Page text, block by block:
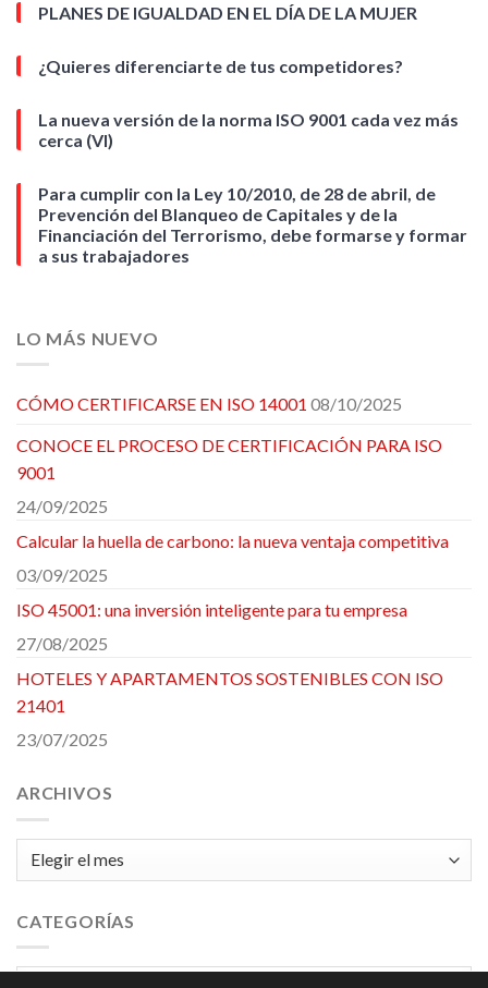
PLANES DE IGUALDAD EN EL DÍA DE LA MUJER
¿Quieres diferenciarte de tus competidores?
La nueva versión de la norma ISO 9001 cada vez más
cerca (VI)
Para cumplir con la Ley 10/2010, de 28 de abril, de
Prevención del Blanqueo de Capitales y de la
Financiación del Terrorismo, debe formarse y formar
a sus trabajadores
LO MÁS NUEVO
CÓMO CERTIFICARSE EN ISO 14001 08/10/2025
CONOCE EL PROCESO DE CERTIFICACIÓN PARA ISO
9001
24/09/2025
Calcular la huella de carbono: la nueva ventaja competitiva
03/09/2025
ISO 45001: una inversión inteligente para tu empresa
27/08/2025
HOTELES Y APARTAMENTOS SOSTENIBLES CON ISO
21401
23/07/2025
ARCHIVOS
Archivos
CATEGORÍAS
Categorías